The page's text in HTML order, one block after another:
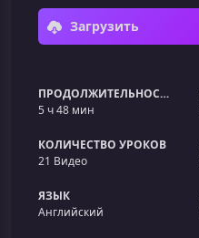
Загрузить
ПРОДОЛЖИТЕЛЬНОСТЬ
5 ч 48 мин
КОЛИЧЕСТВО УРОКОВ
21 Видео
ЯЗЫК
Английский